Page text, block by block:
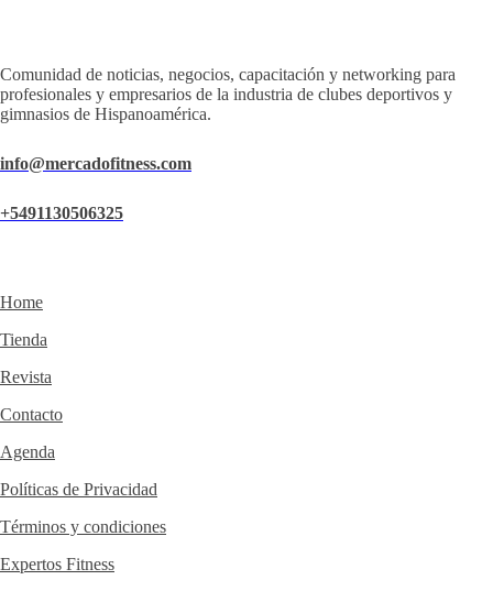
Comunidad de noticias, negocios, capacitación y networking para
profesionales y empresarios de la industria de clubes deportivos y
gimnasios de Hispanoamérica.
info@mercadofitness.com
+5491130506325
Home
Tienda
Revista
Contacto
Agenda
Políticas de Privacidad
Términos y condiciones
Expertos Fitness